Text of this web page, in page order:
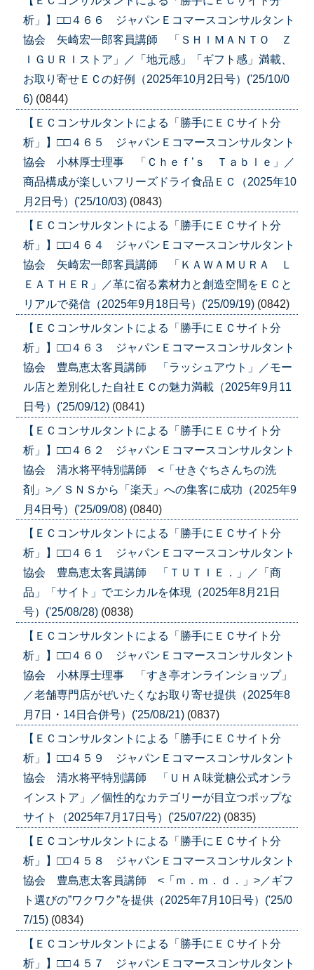
析」】□□４６６ ジャパンＥコマースコンサルタント
協会 矢崎宏一郎客員講師 「ＳＨＩＭＡＮＴＯ Ｚ
ＩＧＵＲＩストア」／「地元感」「ギフト感」満載、
お取り寄せＥＣの好例（2025年10月2日号）('25/10/0
6) (0844)
【ＥＣコンサルタントによる「勝手にＥＣサイト分
析」】□□４６５ ジャパンＥコマースコンサルタント
協会 小林厚士理事 「Ｃｈｅｆ’ｓ Ｔａｂｌｅ」／
商品構成が楽しいフリーズドライ食品ＥＣ（2025年10
月2日号）('25/10/03) (0843)
【ＥＣコンサルタントによる「勝手にＥＣサイト分
析」】□□４６４ ジャパンＥコマースコンサルタント
協会 矢崎宏一郎客員講師 「ＫＡＷＡＭＵＲＡ Ｌ
ＥＡＴＨＥＲ」／革に宿る素材力と創造空間をＥＣと
リアルで発信（2025年9月18日号）('25/09/19) (0842)
【ＥＣコンサルタントによる「勝手にＥＣサイト分
析」】□□４６３ ジャパンＥコマースコンサルタント
協会 豊島恵太客員講師 「ラッシュアウト」／モー
ル店と差別化した自社ＥＣの魅力満載（2025年9月11
日号）('25/09/12) (0841)
【ＥＣコンサルタントによる「勝手にＥＣサイト分
析」】□□４６２ ジャパンＥコマースコンサルタント
協会 清水将平特別講師 <「せきぐちさんちの洗
剤」>／ＳＮＳから「楽天」への集客に成功（2025年9
月4日号）('25/09/08) (0840)
【ＥＣコンサルタントによる「勝手にＥＣサイト分
析」】□□４６１ ジャパンＥコマースコンサルタント
協会 豊島恵太客員講師 「ＴＵＴＩＥ．」／「商
品」「サイト」でエシカルを体現（2025年8月21日
号）('25/08/28) (0838)
【ＥＣコンサルタントによる「勝手にＥＣサイト分
析」】□□４６０ ジャパンＥコマースコンサルタント
協会 小林厚士理事 「すき亭オンラインショップ」
／老舗専門店がぜいたくなお取り寄せ提供（2025年8
月7日・14日合併号）('25/08/21) (0837)
【ＥＣコンサルタントによる「勝手にＥＣサイト分
析」】□□４５９ ジャパンＥコマースコンサルタント
協会 清水将平特別講師 「ＵＨＡ味覚糖公式オンラ
インストア」／個性的なカテゴリーが目立つポップな
サイト（2025年7月17日号）('25/07/22) (0835)
【ＥＣコンサルタントによる「勝手にＥＣサイト分
析」】□□４５８ ジャパンＥコマースコンサルタント
協会 豊島恵太客員講師 <「ｍ．ｍ．ｄ．」>／ギフ
ト選びの”ワクワク”を提供（2025年7月10日号）('25/0
7/15) (0834)
【ＥＣコンサルタントによる「勝手にＥＣサイト分
析」】□□４５７ ジャパンＥコマースコンサルタント